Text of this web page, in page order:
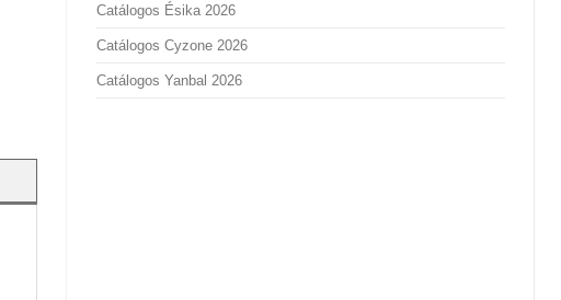
Catálogos Ésika 2026
Catálogos Cyzone 2026
Catálogos Yanbal 2026